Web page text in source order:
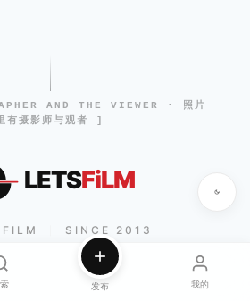
AND THE VIEWER · 照片
有摄影师与观者 ]
LETSFiLM
SINCE 2013
发布 我的